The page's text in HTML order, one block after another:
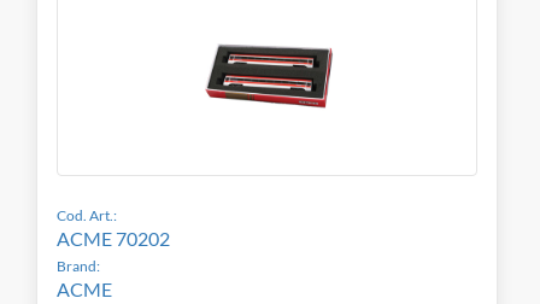
Cod. Art.:
ACME 70202
Brand:
ACME